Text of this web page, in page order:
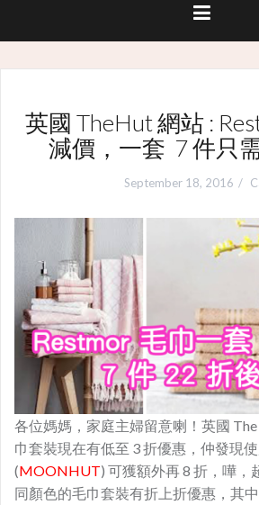
英國 TheHut 網站 :
減價，一套 7 件只
September 18, 2016
各位媽媽，家庭主婦留意喇！英國
巾套裝現在有低至 3 折優惠，仲發現
(MOONHUT) 可獲額外再 8 折，嘩，
同顏色的毛巾套裝有折上折優惠，其